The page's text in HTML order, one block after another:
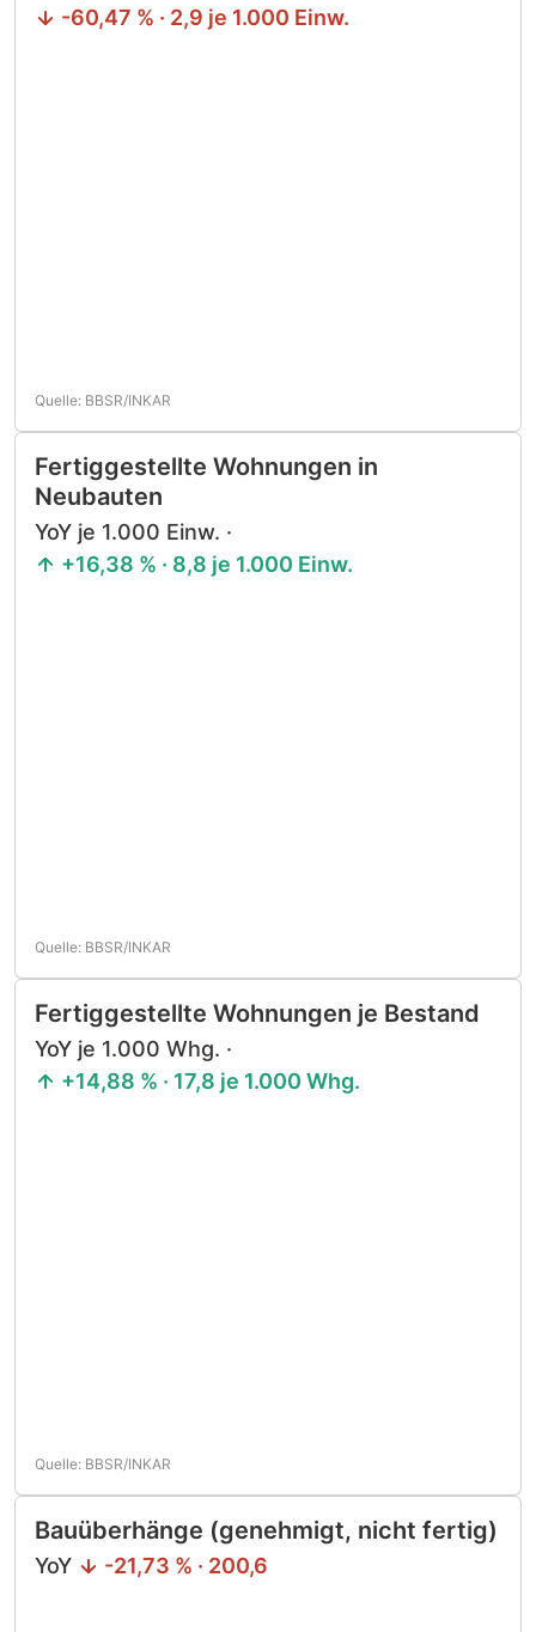
-60,47 % · 2,9 je 1.000 Einw.
Quelle: BBSR/INKAR
Fertiggestellte Wohnungen in
Neubauten
YoY je 1.000 Einw. ·
+16,38 % · 8,8 je 1.000 Einw.
Quelle: BBSR/INKAR
Fertiggestellte Wohnungen je Bestand
YoY je 1.000 Whg. ·
+14,88 % · 17,8 je 1.000 Whg.
Quelle: BBSR/INKAR
Bauüberhänge (genehmigt, nicht fertig)
YoY -21,73 % · 200,6